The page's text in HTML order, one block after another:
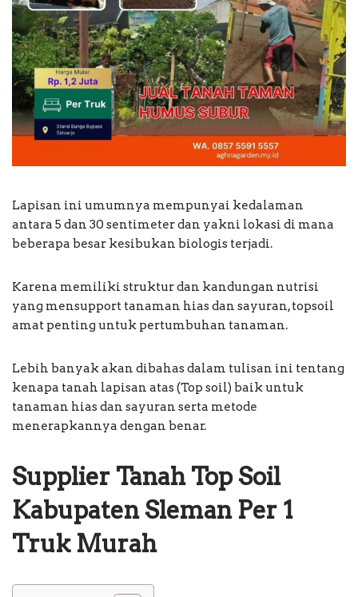
Lapisan ini umumnya mempunyai kedalaman
antara 5 dan 30 sentimeter dan yakni lokasi di mana
beberapa besar kesibukan biologis terjadi.
Karena memiliki struktur dan kandungan nutrisi
yang mensupport tanaman hias dan sayuran, topsoil
amat penting untuk pertumbuhan tanaman.
Lebih banyak akan dibahas dalam tulisan ini tentang
kenapa tanah lapisan atas (Top soil) baik untuk
tanaman hias dan sayuran serta metode
menerapkannya dengan benar.
Supplier Tanah Top Soil
Kabupaten Sleman Per 1
Truk Murah